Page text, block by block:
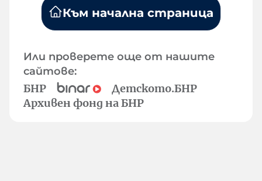
Към начална страница
Или проверете още от нашите
сайтове:
БНР
Детското.БНР
Архивен фонд на БНР